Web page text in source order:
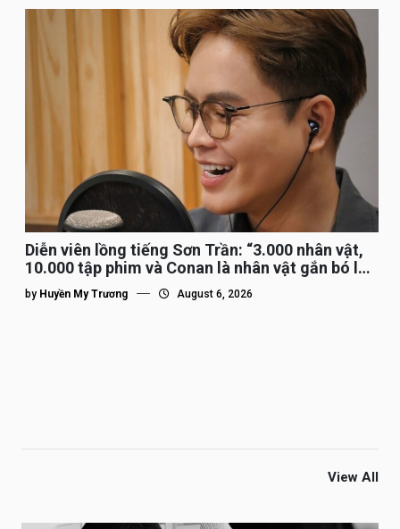
Diễn viên lồng tiếng Sơn Trần: “3.000 nhân vật,
10.000 tập phim và Conan là nhân vật gắn bó lâu
nhất”
by Huyền My Trương August 6, 2026
View All